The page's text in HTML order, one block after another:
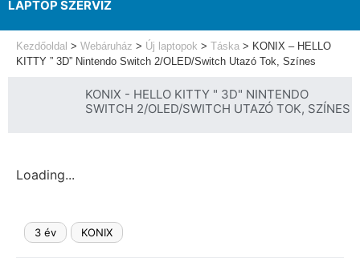
ELFELEJTETT JELSZÓ
LAPTOP SZERVIZ
Kezdőoldal > Webáruház > Új laptopok > Táska > KONIX – HELLO
KITTY ” 3D” Nintendo Switch 2/OLED/Switch Utazó Tok, Színes
KONIX - HELLO KITTY " 3D" NINTENDO
SWITCH 2/OLED/SWITCH UTAZÓ TOK, SZÍNES
Loading...
3 év KONIX